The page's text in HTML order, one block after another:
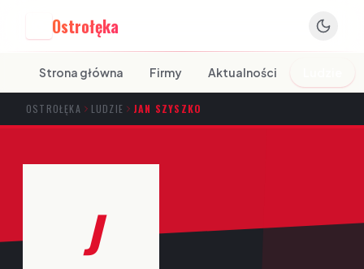
Ostrołęka
Strona główna Firmy Aktualności
OSTROŁĘKA LUDZIE JAN SZYSZKO
J